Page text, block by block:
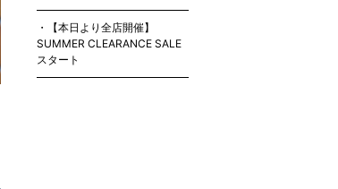
【本日より全店開催】
SUMMER CLEARANCE SALE
スタート